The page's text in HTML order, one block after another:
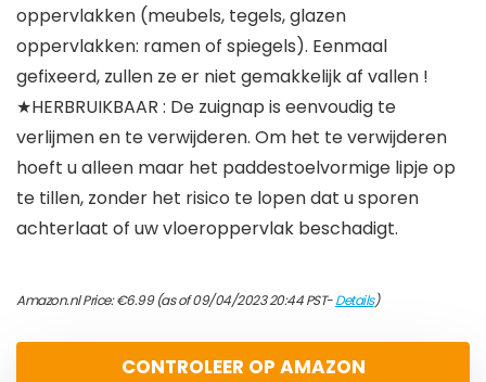
oppervlakken (meubels, tegels, glazen
oppervlakken: ramen of spiegels). Eenmaal
gefixeerd, zullen ze er niet gemakkelijk af vallen !
★HERBRUIKBAAR : De zuignap is eenvoudig te
verlijmen en te verwijderen. Om het te verwijderen
hoeft u alleen maar het paddestoelvormige lipje op
te tillen, zonder het risico te lopen dat u sporen
achterlaat of uw vloeroppervlak beschadigt.
Amazon.nl Price:€6.99(as of 09/04/2023 20:44 PST-Details)
CONTROLEER OP AMAZON